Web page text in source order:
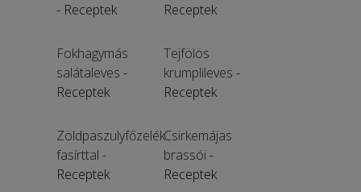
- Receptek
Receptek
Fokhagymás
salátaleves -
Receptek
Tejfölös
krumplileves -
Receptek
Zöldpaszulyfőzelék
fasírttal -
Receptek
Csirkemájas
brassói-
Receptek